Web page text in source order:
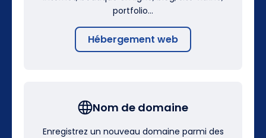
portfolio…
Hébergement web
Nom de domaine
Enregistrez un nouveau domaine parmi des